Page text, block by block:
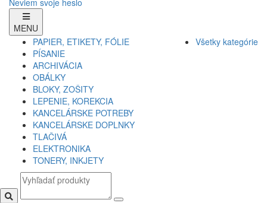
Neviem svoje heslo
MENU
PAPIER, ETIKETY, FÓLIE
PÍSANIE
ARCHIVÁCIA
OBÁLKY
BLOKY, ZOŠITY
LEPENIE, KOREKCIA
KANCELÁRSKE POTREBY
KANCELÁRSKE DOPLNKY
TLAČIVÁ
ELEKTRONIKA
TONERY, INKJETY
Všetky kategórie